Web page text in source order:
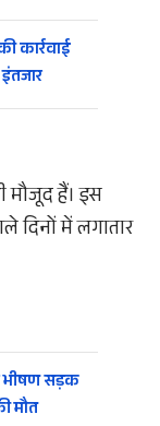
कार्रवाई
मौजूद हैं। इस
दिनों में लगातार
भीषण सड़क
मौत